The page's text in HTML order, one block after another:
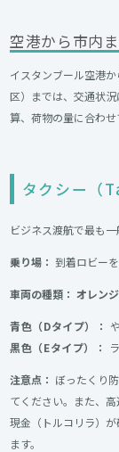
空港から市内
イスタンブール空港
区）までは、交通状
算、荷物の量に合わせ
タクシー（
ビジネス渡航で最も一
乗り場： 到着ロビー
車両の種類： オレン
青色（Dタイプ）：
黒色（Eタイプ）：
注意点： ぼったくり
てください。また、
現金（トルコリラ）
ます。